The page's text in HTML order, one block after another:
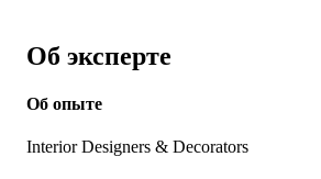
Об эксперте
Об опыте
Interior Designers & Decorators